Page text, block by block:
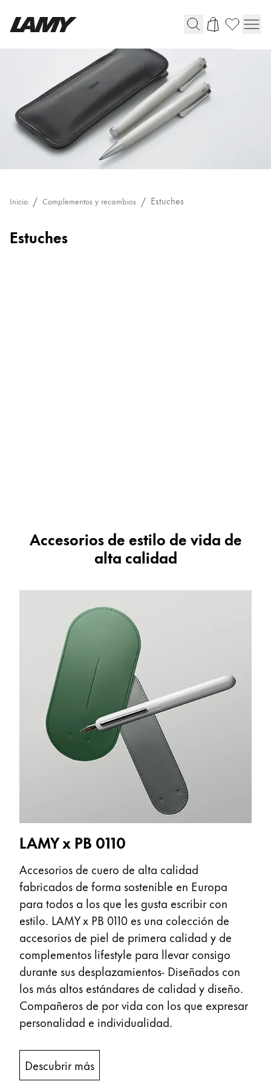
Instrumentos de escritura
Plumas
Bolígrafos
Portaminas
Roller
Bolígrafos multifunción
Digital Writing
Para Android
Holiday Special
Sets de regalo
LAMY pico Lx
Grabado
Inspiración
LAMY Community
Escritura creativa con Betty Soldi
Escritura creativa con Betty Soldi
Escritura creativa con Betty Soldi
Acerca de LAMY
Cultura corporativa
Calidad
Diseño
Responsabilidad
Espíritu pionero
Career
Acerca de tu pedido
ES/PA
Global
Inicio Complementos y recambios Estuches
Estuches
Accesorios de estilo de vida de
alta calidad
LAMY x PB 0110
Accesorios de cuero de alta calidad
fabricados de forma sostenible en Europa
para todos a los que les gusta escribir con
estilo. LAMY x PB 0110 es una colección de
accesorios de piel de primera calidad y de
complementos lifestyle para llevar consigo
durante sus desplazamientos- Diseñados con
los más altos estándares de calidad y diseño.
Compañeros de por vida con los que expresar
personalidad e individualidad.
Descubrir más